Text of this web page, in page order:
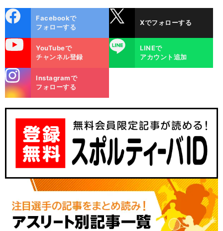
ok
Facebookで
フォローする
Xでフォローする
YouTubeで
チャンネル登録
LINE
LINEで
アカウント追加
m
Instagramで
フォローする